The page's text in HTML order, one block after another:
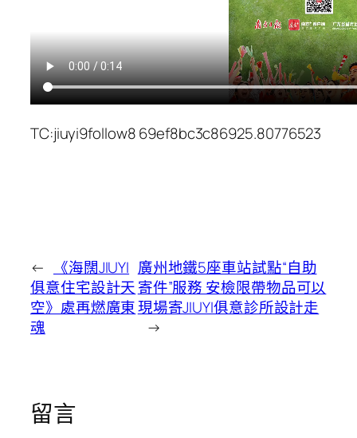
TC:jiuyi9follow8 69ef8bc3c86925.80776523
←
《海闊JIUYI
俱意住宅設計天
空》處再燃廣東
魂
廣州地鐵5座車站試點“自助
寄件”服務 安檢限帶物品可以
現場寄JIUYI俱意診所設計走
→
留言